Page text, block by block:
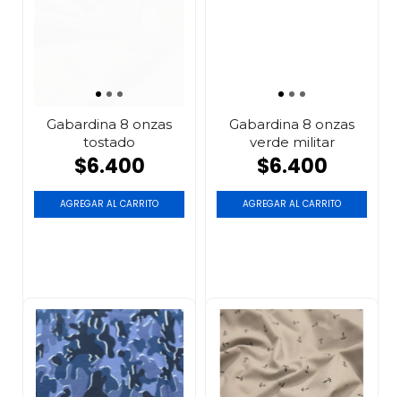
Gabardina 8 onzas
tostado
$6.400
AGREGAR AL CARRITO
Gabardina 8 onzas
verde militar
$6.400
AGREGAR AL CARRITO